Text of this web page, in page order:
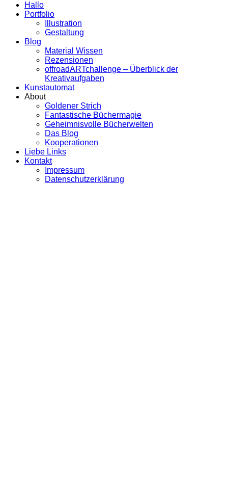
Hallo
Portfolio
Illustration
Gestaltung
Blog
Material Wissen
Rezensionen
offroadARTchallenge – Überblick der
Kreativaufgaben
Kunstautomat
About
Goldener Strich
Fantastische Büchermagie
Geheimnisvolle Bücherwelten
Das Blog
Kooperationen
Liebe Links
Kontakt
Impressum
Datenschutzerklärung